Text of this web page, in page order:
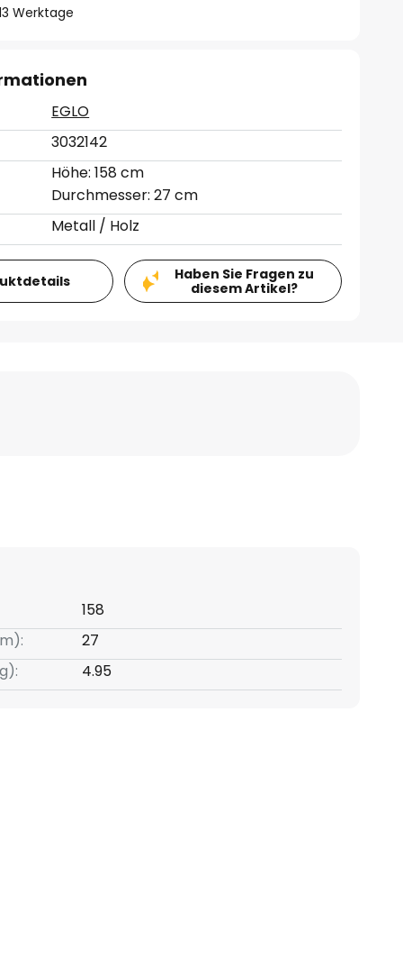
Werktage
EGLO
3032142
Höhe: 158 cm
Durchmesser: 27 cm
Metall / Holz
Haben Sie Fragen zu
diesem Artikel?
158
27
4.95